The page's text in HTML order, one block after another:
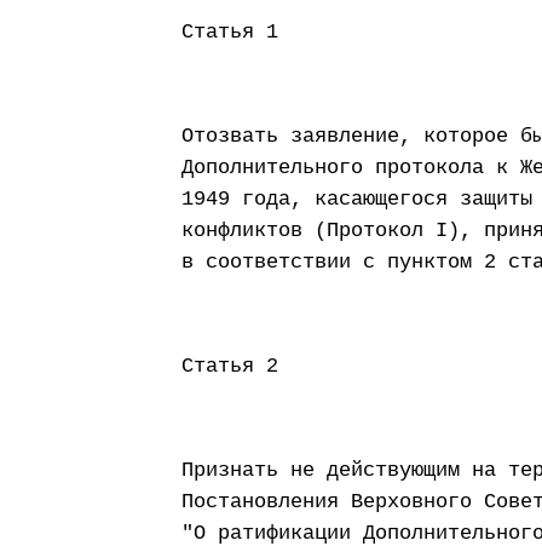
Статья 1
Отозвать заявление, которое
Дополнительного протокола к
1949 года, касающегося защиты
конфликтов (Протокол I),
в соответствии с пунктом 2
Статья 2
Признать не действующим на
Постановления Верховного
"О ратификации